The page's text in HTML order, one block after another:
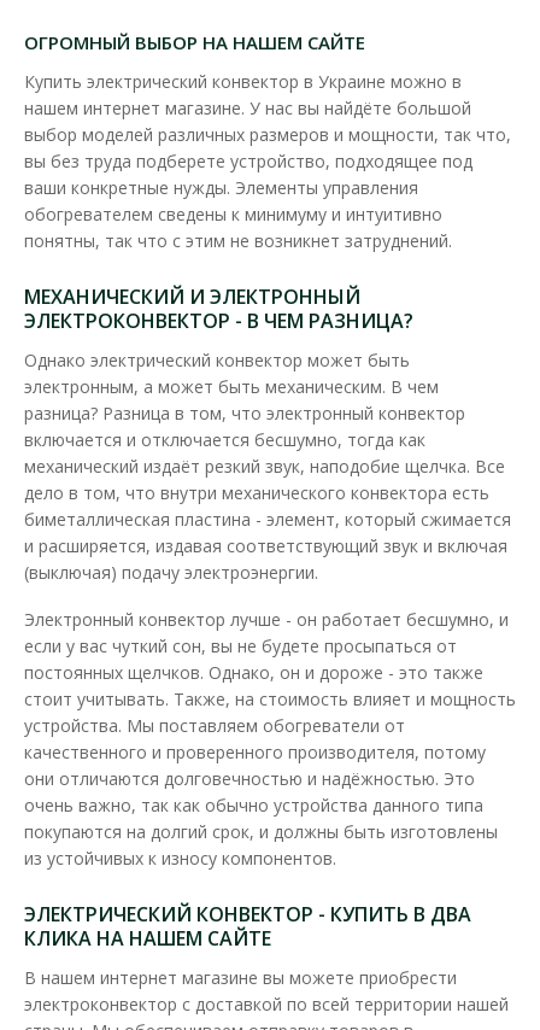
4 249.25 грн
В сравнения
В закладки
Конвектор электрический Ensto механический
750W Beta
Доступность: Нет на складе
температуре поверхности и автоматической защите от..
ОГРОМНЫЙ ВЫБОР НА НАШЕМ САЙТЕ
Купить электрический конвектор в Украине можно в
нашем интернет магазине. У нас вы найдёте большой
выбор моделей различных размеров и мощности, так что,
вы без труда подберете устройство, подходящее под
ваши конкретные нужды. Элементы управления
обогревателем сведены к минимуму и интуитивно
понятны, так что с этим не возникнет затруднений.
МЕХАНИЧЕСКИЙ И ЭЛЕКТРОННЫЙ
ЭЛЕКТРОКОНВЕКТОР - В ЧЕМ РАЗНИЦА?
Однако электрический конвектор может быть
электронным, а может быть механическим. В чем
разница? Разница в том, что электронный конвектор
включается и отключается бесшумно, тогда как
механический издаёт резкий звук, наподобие щелчка. Все
дело в том, что внутри механического конвектора есть
биметаллическая пластина - элемент, который сжимается
и расширяется, издавая соответствующий звук и включая
(выключая) подачу электроэнергии.
Электронный конвектор лучше - он работает бесшумно, и
если у вас чуткий сон, вы не будете просыпаться от
постоянных щелчков. Однако, он и дороже - это также
стоит учитывать. Также, на стоимость влияет и мощность
устройства. Мы поставляем обогреватели от
качественного и проверенного производителя, потому
они отличаются долговечностью и надёжностью. Это
очень важно, так как обычно устройства данного типа
покупаются на долгий срок, и должны быть изготовлены
из устойчивых к износу компонентов.
ЭЛЕКТРИЧЕСКИЙ КОНВЕКТОР - КУПИТЬ В ДВА
КЛИКА НА НАШЕМ САЙТЕ
В нашем интернет магазине вы можете приобрести
электроконвектор с доставкой по всей территории нашей